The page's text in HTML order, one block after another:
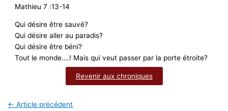
Mathieu 7 :13-14
Qui désire être sauvé?
Qui désire aller au paradis?
Qui désire être béni?
Tout le monde….! Mais qui veut passer par la porte étroite?
Revenir aux chroniques
← Article précédent